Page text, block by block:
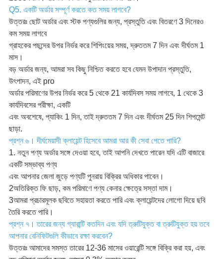
Q5. একটি অর্ডার সম্পূর্ণ করতে কত সময় লাগবে?
উত্তরঃ ছোট অর্ডার এবং স্টক পণ্যগুলির জন্য, প্রস্তুতি এবং বিতরণে 3 দিনেরও
কম সময় লাগবে
গ্রাহকের পছন্দের উপর নির্ভর করে শিপিংয়ের সময়, দ্রুততম 7 দিন এবং দীর্ঘতম 1
মাস।
বড় অর্ডার জন্য, আমরা সব কিছু নিশ্চিত করতে হবে যেমন উপাদান প্রস্তুতি,
উৎপাদন, এই pro
অর্ডার পরিমাণের উপর নির্ভর করে 5 থেকে 21 কার্যদিবস সময় লাগবে, 1 থেকে 3
কার্যদিবসের পরীক্ষা, একটি
এবং অবশেষে, প্যাকিং 1 দিন, তাই দ্রুততম 7 দিন এবং দীর্ঘতম 25 দিন শিপমেন্ট
ছাড়া.
প্রশ্ন ৬। দীর্ঘমেয়াদী ক্লায়েন্ট হিসেবে আমরা আর কী সেবা পেতে পারি?
1. নতুন পণ্য অর্ডার সঙ্গে দেওয়া হবে, তাই আপনি দেখতে পারেন যদি এটি বাজারে
একটি সম্ভাব্য পণ্য
এবং আপনার জেলা জুড়ে পণ্যটি পুনরায় বিক্রির অধিকার পাবেন।
2অতিরিক্ত ফি ছাড়, কম পরিমাণে পণ্য কেনার ক্ষেত্রে সস্তা দাম।
3আমরা প্রচারমূলক ছবিতে সহায়তা করতে পারি এবং ক্লায়েন্টদের লোগো দিয়ে ছবি
তৈরি করতে পারি।
প্রশ্ন ৭। তারের জন্য গ্যারান্টি কতদিন এবং যদি ত্রুটিযুক্ত বা ত্রুটিযুক্ত হয় তবে
আপনার বেনিফিটগুলি কীভাবে রক্ষা করবেন?
উত্তরঃ আমাদের সমস্ত তারের 12-36 মাসের ওয়ারেন্টি সঙ্গে বিক্রি করা হয়, এবং